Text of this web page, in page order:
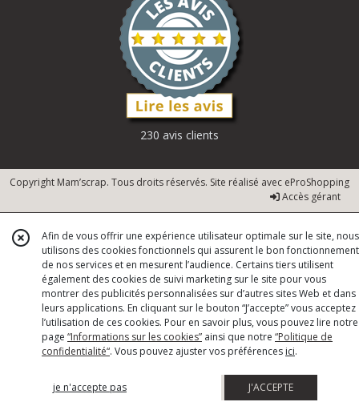
230 avis clients
Copyright Mam’scrap. Tous droits réservés. Site réalisé avec eProShopping
Accès gérant
Afin de vous offrir une expérience utilisateur optimale sur le site, nous
utilisons des cookies fonctionnels qui assurent le bon fonctionnement
de nos services et en mesurent l’audience. Certains tiers utilisent
également des cookies de suivi marketing sur le site pour vous
montrer des publicités personnalisées sur d’autres sites Web et dans
leurs applications. En cliquant sur le bouton “J’accepte” vous acceptez
l’utilisation de ces cookies. Pour en savoir plus, vous pouvez lire notre
page “Informations sur les cookies” ainsi que notre “Politique de
confidentialité“. Vous pouvez ajuster vos préférences ici.
je n'accepte pas J'ACCEPTE